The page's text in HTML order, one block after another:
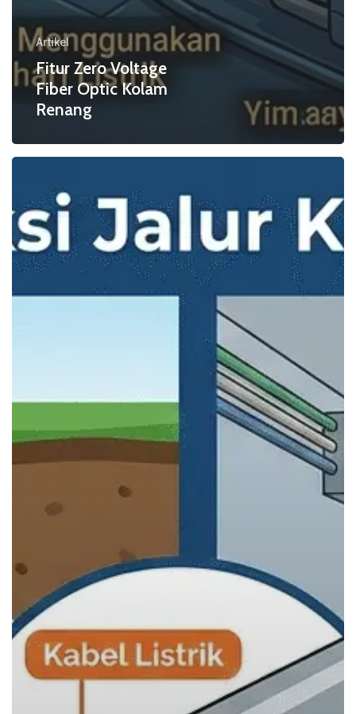
Artikel
Fitur Zero Voltage
Fiber Optic Kolam
Renang
Lampu
Fiber
Optic
Kolam
Air